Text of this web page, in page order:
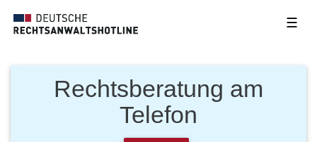
☰
Rechtsberatung am
Telefon